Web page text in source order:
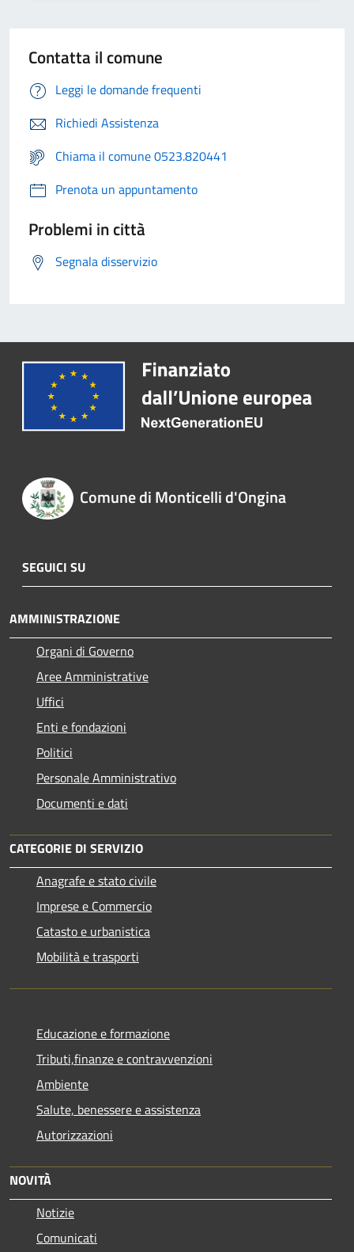
Contatta il comune
Leggi le domande frequenti
Richiedi Assistenza
Chiama il comune 0523.820441
Prenota un appuntamento
Problemi in città
Segnala disservizio
Comune di Monticelli d'Ongina
SEGUICI SU
AMMINISTRAZIONE
Organi di Governo
Aree Amministrative
Uffici
Enti e fondazioni
Politici
Personale Amministrativo
Documenti e dati
CATEGORIE DI SERVIZIO
Anagrafe e stato civile
Imprese e Commercio
Catasto e urbanistica
Mobilità e trasporti
Educazione e formazione
Tributi,finanze e contravvenzioni
Ambiente
Salute, benessere e assistenza
Autorizzazioni
NOVITÀ
Notizie
Comunicati